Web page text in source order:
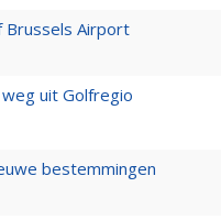
Brussels Airport
uit Golfregio
bestemmingen